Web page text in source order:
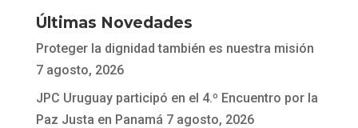
Últimas Novedades
Proteger la dignidad también es nuestra misión
7 agosto, 2026
JPC Uruguay participó en el 4.º Encuentro por la
Paz Justa en Panamá 7 agosto, 2026